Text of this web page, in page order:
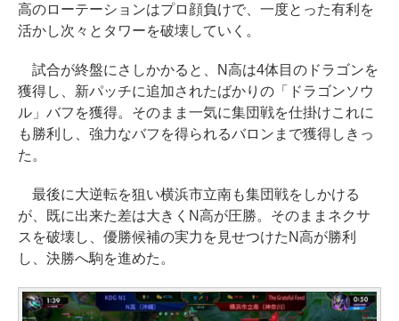
高のローテーションはプロ顔負けで、一度とった有利を
活かし次々とタワーを破壊していく。
試合が終盤にさしかかると、N高は4体目のドラゴンを
獲得し、新パッチに追加されたばかりの「ドラゴンソウ
ル」バフを獲得。そのまま一気に集団戦を仕掛けこれに
も勝利し、強力なバフを得られるバロンまで獲得しきっ
た。
最後に大逆転を狙い横浜市立南も集団戦をしかける
が、既に出来た差は大きくN高が圧勝。そのままネクサ
スを破壊し、優勝候補の実力を見せつけたN高が勝利
し、決勝へ駒を進めた。